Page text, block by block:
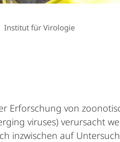
Institut für Virologie
Erforschung von
viruses) verursacht
inzwischen auf